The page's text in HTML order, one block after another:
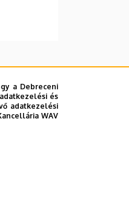
a Debreceni
és
adatkezelési
WAV